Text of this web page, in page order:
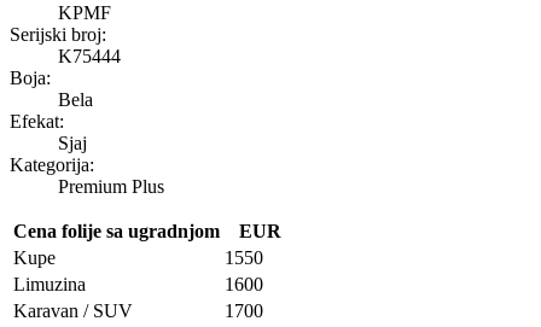
KPMF
Serijski broj:
K75444
Boja:
Bela
Efekat:
Sjaj
Kategorija:
Premium Plus
Cena folije sa ugradnjom
EUR
Kupe
1550
Limuzina
1600
Karavan / SUV
1700